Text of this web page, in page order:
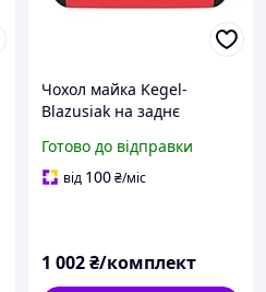
Чохол майка Kegel-
Blazusiak на заднє
червона 5-1097-253-4060
Готово до відправки
від 100₴/міс
1 002₴/комплект